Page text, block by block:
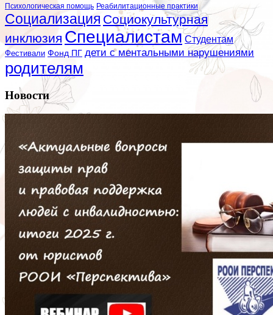
Психологическая помощь Реабилитационные практики
Социализация Социокультурная
инклюзия Специалистам Студентам
Фестивали Фонд ПГ дети с ментальными нарушениями
родителям
Новости